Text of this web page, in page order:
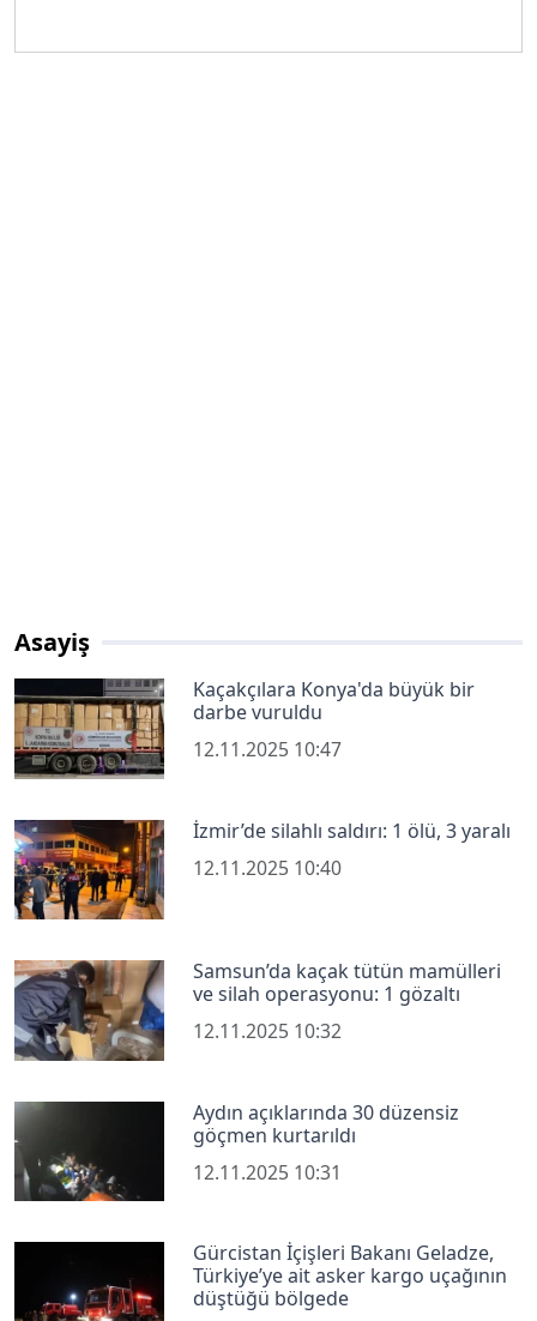
Asayiş
Kaçakçılara Konya'da büyük bir
darbe vuruldu
12.11.2025 10:47
İzmir’de silahlı saldırı: 1 ölü, 3 yaralı
12.11.2025 10:40
Samsun’da kaçak tütün mamülleri
ve silah operasyonu: 1 gözaltı
12.11.2025 10:32
Aydın açıklarında 30 düzensiz
göçmen kurtarıldı
12.11.2025 10:31
Gürcistan İçişleri Bakanı Geladze,
Türkiye’ye ait asker kargo uçağının
düştüğü bölgede